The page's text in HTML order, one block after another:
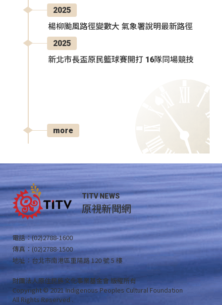
2025
楊柳颱風路徑變數大 氣象署說明最新路徑
2025
新北市長盃原民籃球賽開打 16隊同場競技
more
TITV NEWS
原視新聞網
電話：(02)2788-1600
傳真：(02)2788-1500
地址：台北市南港區重陽路 120 號 5 樓
財團法人原住民族文化事業基金會 版權所有
Copyright © 2021 Indigenous Peoples Cultural Foundation
All Rights Reserved .